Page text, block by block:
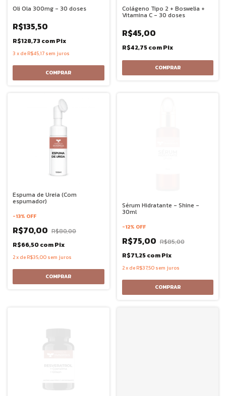
Oli Ola 300mg - 30 doses
R$135,50
R$128,73comPix
3 x deR$45,17 sem juros
Colágeno Tipo 2 + Boswelia +
Vitamina C - 30 doses
R$45,00
R$42,75comPix
Espuma de Ureia (Com
espumador)
-13% OFF
R$70,00 R$80,00
R$66,50comPix
2x deR$35,00 sem juros
Sérum Hidratante - Shine -
30ml
-12% OFF
R$75,00 R$85,00
R$71,25comPix
2x deR$37,50 sem juros